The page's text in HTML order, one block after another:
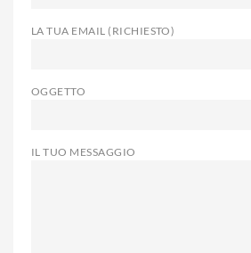
LA TUA EMAIL (RICHIESTO)
OGGETTO
IL TUO MESSAGGIO